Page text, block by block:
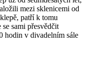
mezi sklenicemi od
patří k tomu
sami přesvědčit
hodin v divadelním sále